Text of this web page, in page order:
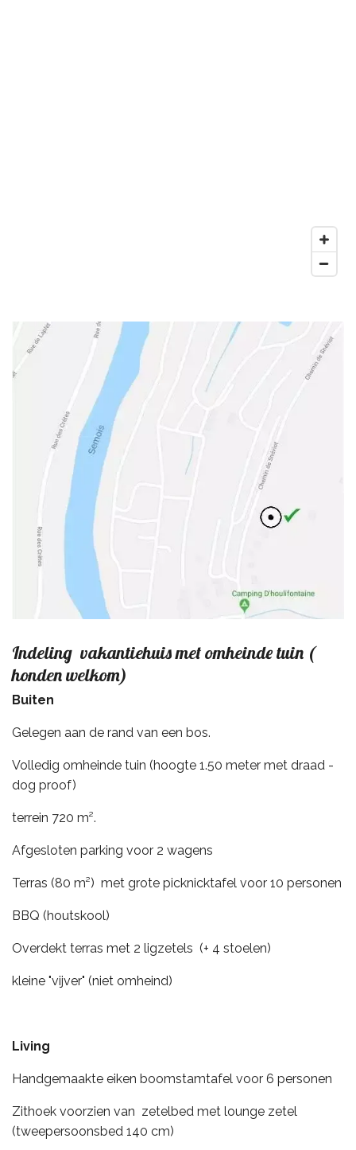
Indeling vakantiehuis met omheinde tuin (
honden welkom)
Buiten
Gelegen aan de rand van een bos.
Volledig omheinde tuin (hoogte 1.50 meter met draad -
dog proof)
terrein 720 m².
Afgesloten parking voor 2 wagens
Terras (80 m²) met grote picknicktafel voor 10 personen
BBQ (houtskool)
Overdekt terras met 2 ligzetels (+ 4 stoelen)
kleine "vijver" (niet omheind)
Living
Handgemaakte eiken boomstamtafel voor 6 personen
Zithoek voorzien van zetelbed met lounge zetel
(tweepersoonsbed 140 cm)